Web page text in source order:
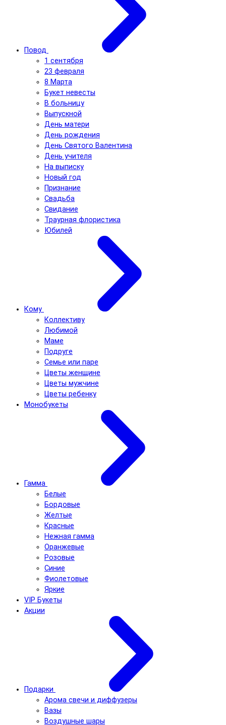
Повод
1 сентября
23 февраля
8 Марта
Букет невесты
В больницу
Выпускной
День матери
День рождения
День Святого Валентина
День учителя
На выписку
Новый год
Признание
Свадьба
Свидание
Траурная флористика
Юбилей
Кому
Коллективу
Любимой
Маме
Подруге
Семье или паре
Цветы женщине
Цветы мужчине
Цветы ребенку
Монобукеты
Гамма
Белые
Бордовые
Желтые
Красные
Нежная гамма
Оранжевые
Розовые
Синие
Фиолетовые
Яркие
VIP Букеты
Акции
Подарки
Арома свечи и диффузеры
Вазы
Воздушные шары